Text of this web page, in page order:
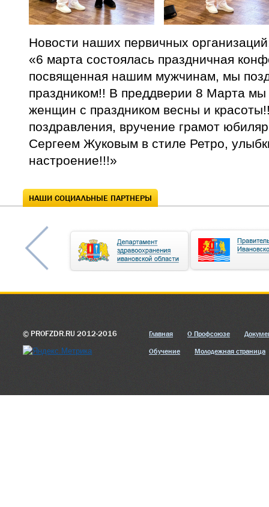
Новости наших первичных
«6 марта состоялась праздничная
посвященная нашим мужчинам, мы
праздником!! В преддверии 8 Марта мы
женщин с праздником весны и
поздравления, вручение грамот
Сергеем Жуковым в стиле Ретро,
настроение!!!»
НАШИ СОЦИАЛЬНЫЕ ПАРТНЕРЫ
© PROFZDR.RU 2012-2016 Главная О Профсоюзе
Обучение Молодежная страница